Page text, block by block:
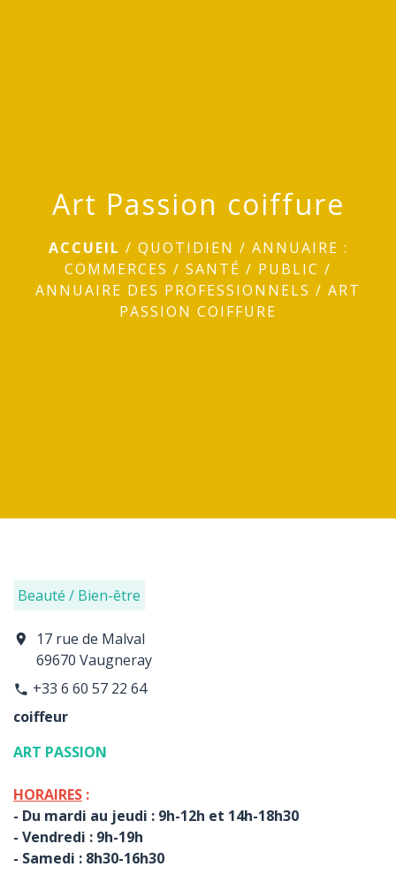
Art Passion coiffure
ACCUEIL / QUOTIDIEN / ANNUAIRE :
COMMERCES / SANTÉ / PUBLIC /
ANNUAIRE DES PROFESSIONNELS / ART
PASSION COIFFURE
Beauté / Bien-être
location_on
17 rue de Malval
69670 Vaugneray
phone +33 6 60 57 22 64
coiffeur
ART PASSION
HORAIRES :
- Du mardi au jeudi : 9h-12h et 14h-18h30
- Vendredi : 9h-19h
- Samedi : 8h30-16h30